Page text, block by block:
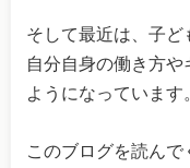
そして最近は、子ど
自分自身の働き方
ようになっています
このブログを読んで